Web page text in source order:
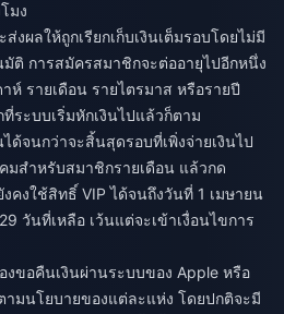
มง
งผลให้ถูกเรียกเก็บเงินเต็มรอบโดยไม่มี
ติ การสมัครสมาชิกจะต่ออายุไปอีกหนึ่ง
ห์ รายเดือน รายไตรมาส หรือรายปี
ระบบเริ่มหักเงินไปแล้วก็ตาม
ด้จนกว่าจะสิ้นสุดรอบที่เพิ่งจ่ายเงินไป
สำหรับสมาชิกรายเดือน แล้วกด
คงใช้สิทธิ์ VIP ได้จนถึงวันที่ 1 เมษายน
วันที่เหลือ เว้นแต่จะเข้าเงื่อนไขการ
งขอคืนเงินผ่านระบบของ Apple หรือ
ามนโยบายของแต่ละแห่ง โดยปกติจะมี